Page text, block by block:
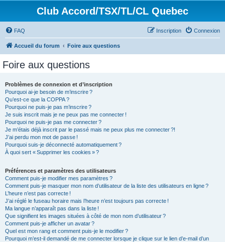
Club Accord/TSX/TL/CL Quebec
FAQ Connexion
Inscription
Accueil du forum Foire aux questions
Foire aux questions
Problèmes de connexion et d’inscription
Pourquoi ai-je besoin de m’inscrire ?
Qu’est-ce que la COPPA ?
Pourquoi ne puis-je pas m’inscrire ?
Je suis inscrit mais je ne peux pas me connecter !
Pourquoi ne puis-je pas me connecter ?
Je m’étais déjà inscrit par le passé mais ne peux plus me connecter ?!
J’ai perdu mon mot de passe !
Pourquoi suis-je déconnecté automatiquement ?
À quoi sert « Supprimer les cookies » ?
Préférences et paramètres des utilisateurs
Comment puis-je modifier mes paramètres ?
Comment puis-je masquer mon nom d’utilisateur de la liste des utilisateurs en ligne ?
L’heure n’est pas correcte !
J’ai réglé le fuseau horaire mais l’heure n’est toujours pas correcte !
Ma langue n’apparaît pas dans la liste !
Que signifient les images situées à côté de mon nom d’utilisateur ?
Comment puis-je afficher un avatar ?
Quel est mon rang et comment puis-je le modifier ?
Pourquoi m’est-il demandé de me connecter lorsque je clique sur le lien d’e-mail d’un